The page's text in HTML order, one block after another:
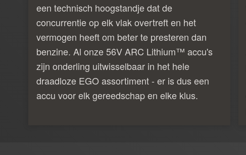
een technisch hoogstandje dat de
concurrentie op elk vlak overtreft en het
vermogen heeft om beter te presteren dan
benzine. Al onze 56V ARC Lithium™ accu's
zijn onderling uitwisselbaar in het hele
draadloze EGO assortiment - er is dus een
accu voor elk gereedschap en elke klus.